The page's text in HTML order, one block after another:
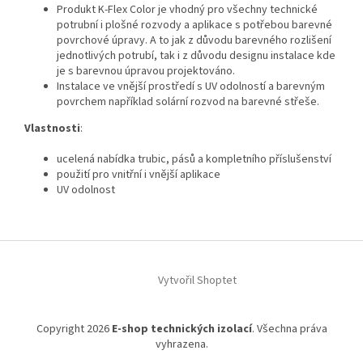
Produkt K‑Flex Color je vhodný pro všechny technické
potrubní i plošné rozvody a aplikace s potřebou barevné
povrchové úpravy. A to jak z důvodu barevného rozlišení
jednotlivých potrubí, tak i z důvodu designu instalace kde
je s barevnou úpravou projektováno.
Instalace ve vnější prostředí s UV odolností a barevným
povrchem například solární rozvod na barevné střeše.
Vlastnosti:
ucelená nabídka trubic, pásů a kompletního příslušenství
použití pro vnitřní i vnější aplikace
UV odolnost
Vytvořil Shoptet
Copyright 2026 E-shop technických izolací. Všechna práva
vyhrazena.